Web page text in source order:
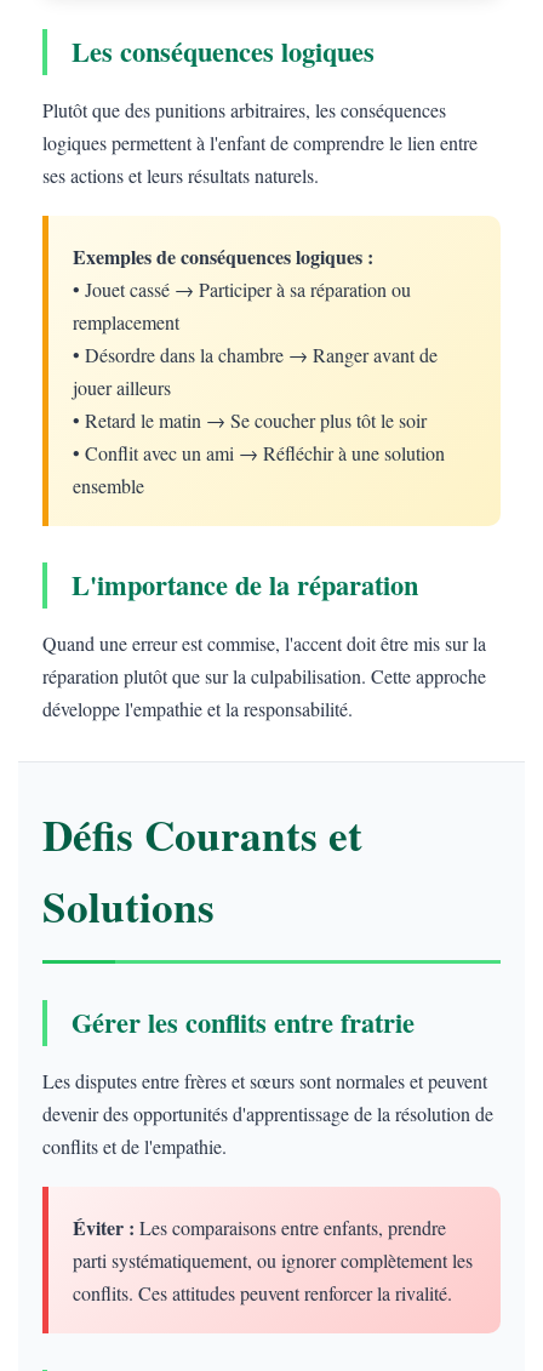
Les conséquences logiques
Plutôt que des punitions arbitraires, les conséquences
logiques permettent à l'enfant de comprendre le lien entre
ses actions et leurs résultats naturels.
Exemples de conséquences logiques :
• Jouet cassé → Participer à sa réparation ou
remplacement
• Désordre dans la chambre → Ranger avant de
jouer ailleurs
• Retard le matin → Se coucher plus tôt le soir
• Conflit avec un ami → Réfléchir à une solution
ensemble
L'importance de la réparation
Quand une erreur est commise, l'accent doit être mis sur la
réparation plutôt que sur la culpabilisation. Cette approche
développe l'empathie et la responsabilité.
Défis Courants et
Solutions
Gérer les conflits entre fratrie
Les disputes entre frères et sœurs sont normales et peuvent
devenir des opportunités d'apprentissage de la résolution de
conflits et de l'empathie.
Éviter : Les comparaisons entre enfants, prendre
parti systématiquement, ou ignorer complètement les
conflits. Ces attitudes peuvent renforcer la rivalité.